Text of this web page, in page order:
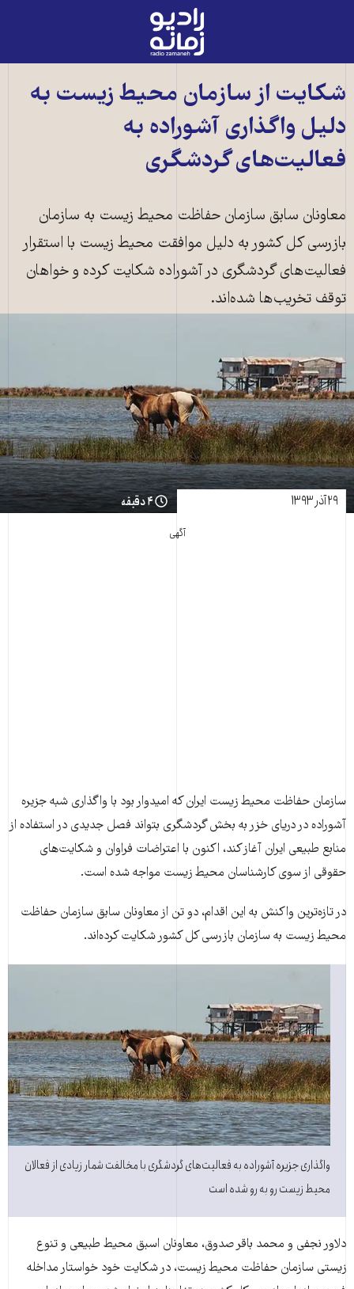
رادیو
زمانه
صفحه
اصلی
شکایت از سازمان محیط زیست به
دلیل واگذاری آشوراده به
فعالیت‌‌های گردشگری
معاونان سابق سازمان حفاظت محیط زیست به سازمان
بازرسی کل کشور به دلیل موافقت محیط زیست با استقرار
فعالیت‌‌های گردشگری در آشوراده شکایت کرده‌ و خواهان
توقف تخریب‌ها شده‌اند.
۲۹ آذر ۱۳۹۳ ۴ دقیقه
آگهی
سازمان حفاظت محیط زیست ایران که امیدوار بود با واگذاری شبه جزیره
آشوراده در دریای خزر به بخش گردشگری بتواند فصل جدیدی در استفاده از
منابع طبیعی ایران آغاز کند، اکنون با اعتراضات فراوان و شکایت‌های
حقوقی از سوی کارشناسان محیط زیست مواجه شده است.
در تازه‌ترین واکنش به این اقدام، دو تن از معاونان سابق سازمان حفاظت
محیط زیست به سازمان بازرسی کل کشور شکایت کرده‌اند.
واگذاری جزیره آشوراده به فعالیت‌های گردشگری با مخالفت شمار زیادی از فعالان
محیط زیست رو به رو شده است
دلاور نجفی و محمد باقر صدوق، معاونان اسبق محیط طبیعی و تنوع
زیستی سازمان حفاظت محیط زیست، در شکایت خود خواستار مداخله